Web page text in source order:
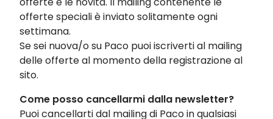
offerte speciali è inviato solitamente ogni
settimana.
Se sei nuova/o su Paco puoi iscriverti al mailing
delle offerte al momento della registrazione al
sito.
Come posso cancellarmi dalla newsletter?
Puoi cancellarti dal mailing di Paco in qualsiasi